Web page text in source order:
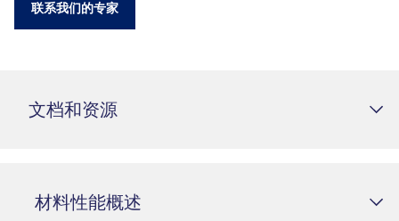
联系我们的专家
文档和资源
材料性能概述